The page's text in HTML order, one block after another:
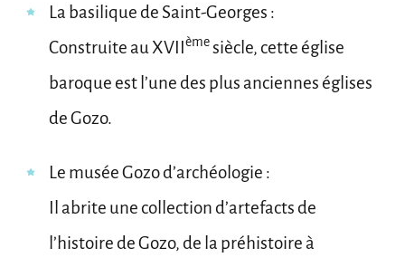
La basilique de Saint-Georges :
Construite au XVII
èmesiècle, cette église
baroque est l’une des plus anciennes églises
de Gozo.
Le musée Gozo d’archéologie :
Il abrite une collection d’artefacts de
l’histoire de Gozo, de la préhistoire à